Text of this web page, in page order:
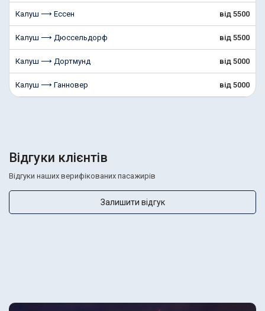
Калуш ⟶ Ессен від 5500
Калуш ⟶ Дюссельдорф від 5500
Калуш ⟶ Дортмунд від 5000
Калуш ⟶ Ганновер від 5000
Відгуки клієнтів
Відгуки наших верифікованих пасажирів
Залишити відгук